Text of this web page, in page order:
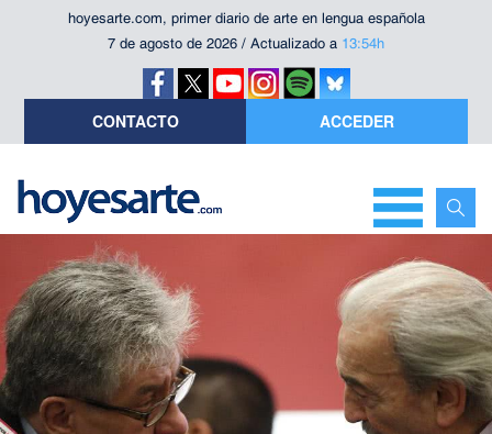
hoyesarte.com, primer diario de arte en lengua española
7 de agosto de 2026 / Actualizado a 13:54h
CONTACTO ACCEDER